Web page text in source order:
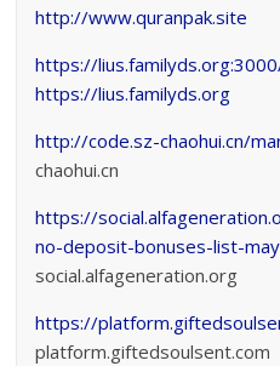
http://www.quranpak.site
https://
https://lius.familyds.org
http://code.sz-chaohui.cn/
chaohui.cn
https://
no-deposit-bonuses-list-
social.alfageneration.org
https://
platform.giftedsoulsent.com